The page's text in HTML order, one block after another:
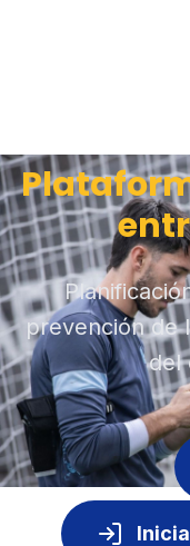
prevención de
del